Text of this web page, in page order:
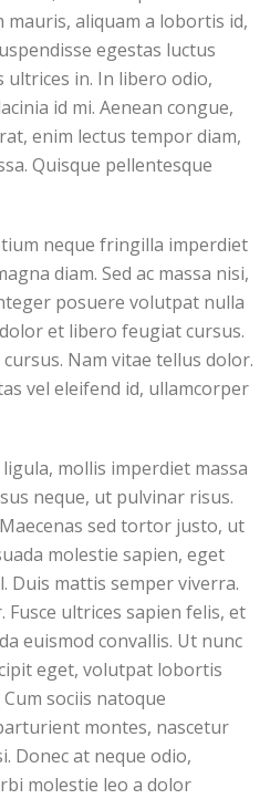
aliquam a lobortis id,
egestas luctus
in. In libero odio,
id mi. Aenean congue,
enim lectus tempor diam,
Quisque pellentesque
neque fringilla imperdiet
diam. Sed ac massa nisi,
posuere volutpat nulla
et libero feugiat cursus.
Nam vitae tellus dolor.
vel eleifend id, ullamcorper
mollis imperdiet massa
neque, ut pulvinar risus.
sed tortor justo, ut
molestie sapien, eget
Duis mattis semper viverra.
ultrices sapien felis, et
euismod convallis. Ut nunc
eget, volutpat lobortis
sociis natoque
montes, nascetur
Donec at neque odio,
molestie leo a dolor